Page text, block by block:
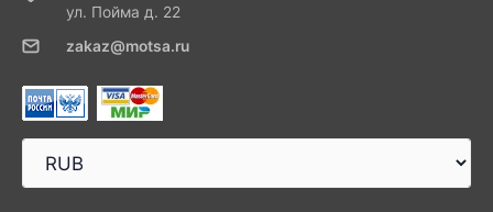
ул. Пойма д. 22
zakaz@motsa.ru